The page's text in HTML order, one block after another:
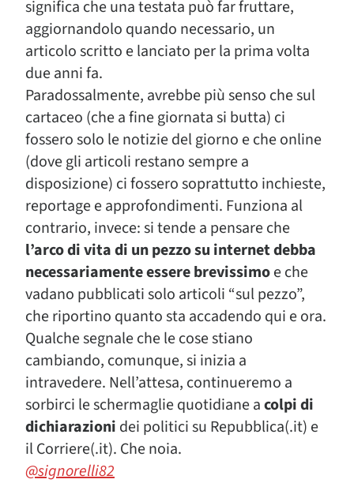
significa che una testata può far fruttare,
aggiornandolo quando necessario, un
articolo scritto e lanciato per la prima volta
due anni fa.
Paradossalmente, avrebbe più senso che sul
cartaceo (che a fine giornata si butta) ci
fossero solo le notizie del giorno e che online
(dove gli articoli restano sempre a
disposizione) ci fossero soprattutto inchieste,
reportage e approfondimenti. Funziona al
contrario, invece: si tende a pensare che
l’arco di vita di un pezzo su internet debba
necessariamente essere brevissimoe che
vadano pubblicati solo articoli “sul pezzo”,
che riportino quanto sta accadendo qui e ora.
Qualche segnale che le cose stiano
cambiando, comunque, si inizia a
intravedere. Nell’attesa, continueremo a
sorbirci le schermaglie quotidiane acolpi di
dichiarazioni dei politici su Repubblica(.it) e
il Corriere(.it). Che noia.
@signorelli82